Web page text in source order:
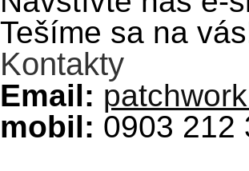
Tešíme sa na
Kontakty
Email:
mobil: 0903 212